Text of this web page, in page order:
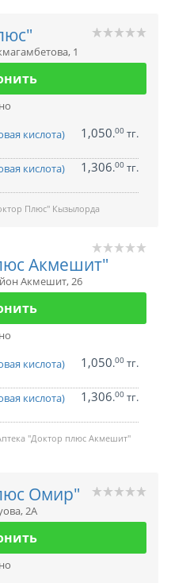
1
кислота)
1,050.00 тг.
кислота)
1,306.00 тг.
Плюс" Кызылорда
Акмешит"
Акмешит, 26
кислота)
1,050.00 тг.
кислота)
1,306.00 тг.
"Доктор плюс Акмешит"
Омир"
2А